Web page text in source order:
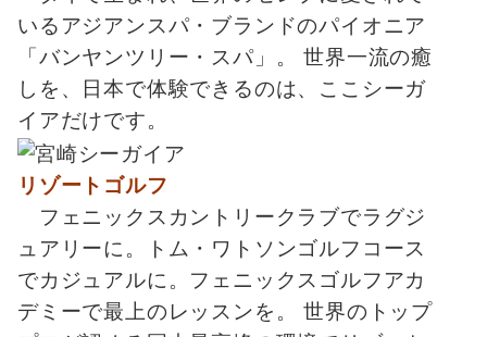
いるアジアンスパ・ブランドのパイオニア
「バンヤンツリー・スパ」。 世界一流の癒
しを、日本で体験できるのは、ここシーガ
イアだけです。
リゾートゴルフ
フェニックスカントリークラブでラグジ
ュアリーに。トム・ワトソンゴルフコース
でカジュアルに。フェニックスゴルフアカ
デミーで最上のレッスンを。 世界のトップ